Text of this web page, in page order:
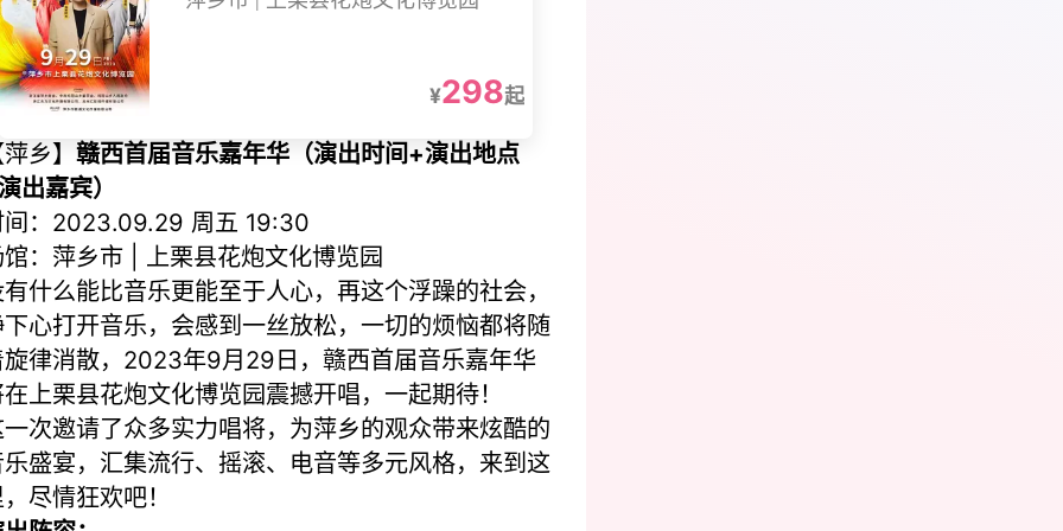
¥298起
乡】 赣西首届音乐嘉年华（演出时间+演出地点
出嘉宾）
间：2023.09.29 周五 19:30
：萍乡市 | 上栗县花炮文化博览园
什么能比音乐更能至于人心，再这个浮躁的社会，
心打开音乐，会感到一丝放松，一切的烦恼都将随
律消散，2023年9月29日，赣西首届音乐嘉年华
上栗县花炮文化博览园震撼开唱，一起期待！
次邀请了众多实力唱将，为萍乡的观众带来炫酷的
盛宴，汇集流行、摇滚、电音等多元风格，来到这
尽情狂欢吧！